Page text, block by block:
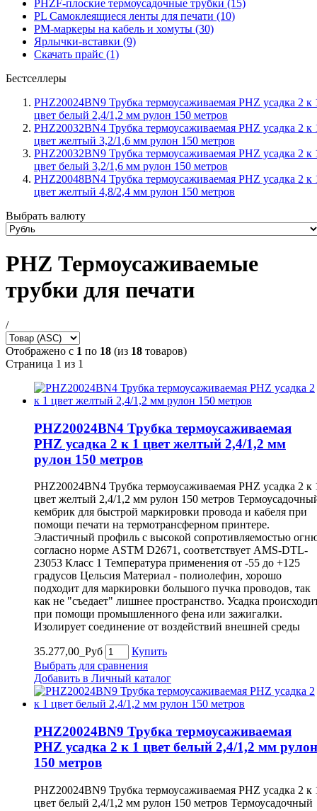
PHZF-плоские термоусадочные трубки (15)
PL Самоклеящиеся ленты для печати (10)
PM-маркеры на кабель и хомуты (30)
Ярлычки-вставки (9)
Скачать прайс (1)
Бестселлеры
PHZ20024BN9 Трубка термоусаживаемая PHZ усадка 2 к
цвет белый 2,4/1,2 мм рулон 150 метров
PHZ20032BN4 Трубка термоусаживаемая PHZ усадка 2 к
цвет желтый 3,2/1,6 мм рулон 150 метров
PHZ20032BN9 Трубка термоусаживаемая PHZ усадка 2 к
цвет белый 3,2/1,6 мм рулон 150 метров
PHZ20048BN4 Трубка термоусаживаемая PHZ усадка 2 к
цвет желтый 4,8/2,4 мм рулон 150 метров
Выбрать валюту
PHZ Термоусаживаемые
трубки для печати
/
Отображено с 1 по 18 (из 18 товаров)
Страница 1 из 1
PHZ20024BN4 Трубка термоусаживаемая
PHZ усадка 2 к 1 цвет желтый 2,4/1,2 мм
рулон 150 метров
PHZ20024BN4 Трубка термоусаживаемая PHZ усадка 2 к
цвет желтый 2,4/1,2 мм рулон 150 метров
кембрик для быстрой маркировки провода и кабеля при
помощи печати на термотрансферном принтере.
Эластичный профиль с высокой сопротивляемостью
согласно норме ASTM D2671, соответствует AMS-DTL-
23053 Класс 1 Температура применения от -55 до +125
градусов Цельсия Материал - полиолефин, хорошо
подходит для маркировки большого пучка проводов, так
как не "съедает" лишнее пространство. Усадка
при помощи промышленного фена или зажигалки.
Изолирует соединение от воздействий внешней среды
35.277,00_Руб
Купить
Выбрать для сравнения
Добавить в Личный каталог
PHZ20024BN9 Трубка термоусаживаемая
PHZ усадка 2 к 1 цвет белый 2,4/1,2 мм рулон
150 метров
PHZ20024BN9 Трубка термоусаживаемая PHZ усадка 2 к
цвет белый 2,4/1,2 мм рулон 150 метров Термоусадочный